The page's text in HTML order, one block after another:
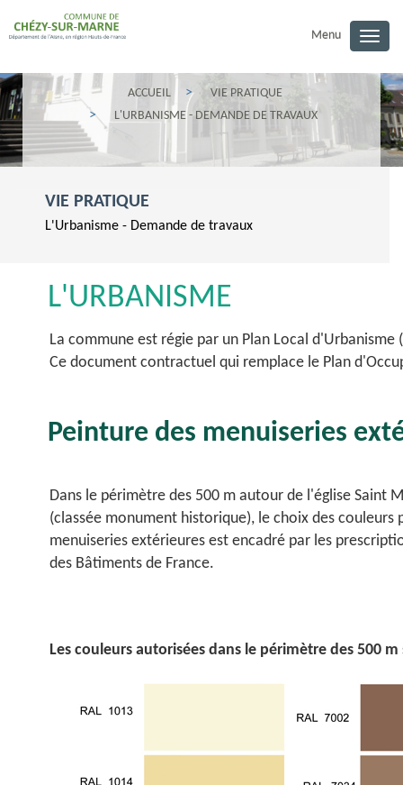
Menu
ACCUEIL
VIE PRATIQUE
L'URBANISME - DEMANDE DE TRAVAUX
VIE PRATIQUE
L'Urbanisme - Demande de travaux
L'URBANISME
La commune est régie par un Plan Local d'Urbanisme
Ce document contractuel qui remplace le Plan
Peinture des menuiseries
Dans le périmètre des 500 m autour de l'église Saint
(classée monument historique), le choix des couleurs
menuiseries extérieures est encadré par les
des Bâtiments de France.
Les couleurs autorisées dans le périmètre des 500